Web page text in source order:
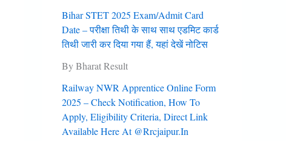
Bihar STET 2025 Exam/Admit Card
Date – परीक्षा तिथी के साथ साथ एडमिट कार्ड
तिथी जारी कर दिया गया हैं, यहां देखें नोटिस
By Bharat Result
Railway NWR Apprentice Online Form
2025 – Check Notification, How To
Apply, Eligibility Criteria, Direct Link
Available Here At @rrcjaipur.in